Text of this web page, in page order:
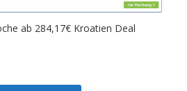
ab 284,17€ Kroatien Deal